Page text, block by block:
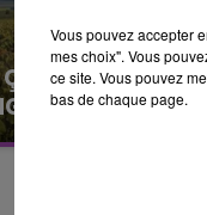
MOI L'ANNÉE
EN...
a débuté ce jeudi
Vous pouvez accepter
mes choix". Vous
ce site. Vous pouvez
bas de chaque page.